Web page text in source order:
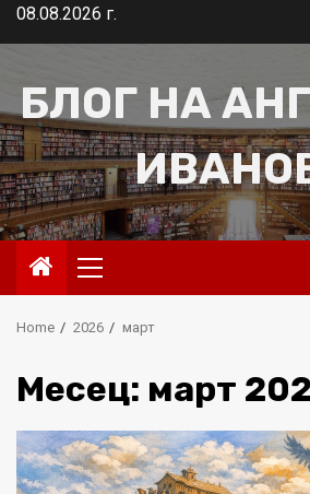
Skip08.08.2026 г.
БЛОГ НА
Primary
Menu
Home 2026 март
Месец: март